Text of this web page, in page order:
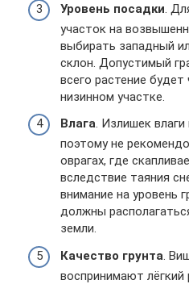
Уровень посадки.
участок на
выбирать западный
склон. Допустимый
всего растение
низинном участке.
Влага. Излишек
поэтому не
оврагах, где
вследствие таяния
внимание на уровень
должны
земли.
Качество грунта.
воспринимают